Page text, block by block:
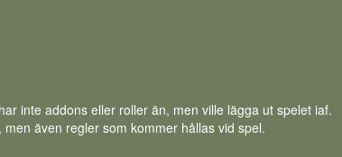
inte addons eller roller än, men ville lägga ut spelet iaf.
även regler som kommer hållas vid spel.